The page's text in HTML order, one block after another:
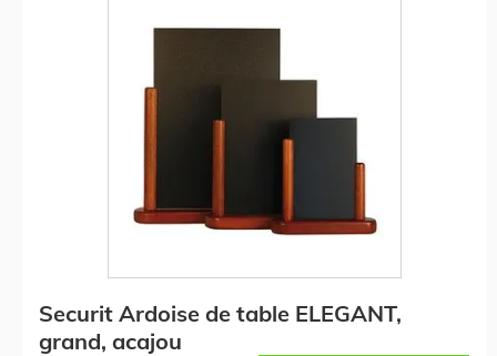
Securit Ardoise de table ELEGANT,
grand, acajou